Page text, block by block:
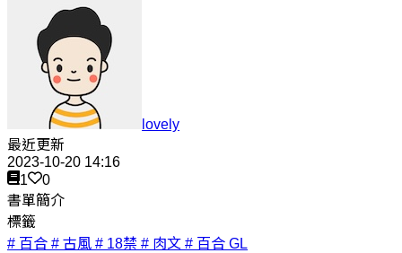
lovely
最近更新
2023-10-20 14:16
1
0
書單簡介
標籤
# 百合 # 古風 # 18禁 # 肉文 # 百合 GL